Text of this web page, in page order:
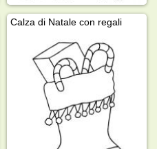
Calza di Natale con regali